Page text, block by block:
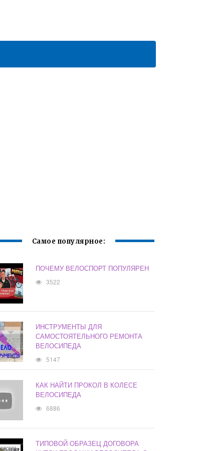
Самое популярное:
ПОЧЕМУ ВЕЛОСПОРТ ПОПУЛЯРЕН
3522
ИНСТРУМЕНТЫ ДЛЯ
САМОСТОЯТЕЛЬНОГО РЕМОНТА
ВЕЛОСИПЕДА
5147
КАК НАЙТИ ПРОКОЛ В КОЛЕСЕ
ВЕЛОСИПЕДА
6886
ТИПОВОЙ ОБРАЗЕЦ ДОГОВОРА